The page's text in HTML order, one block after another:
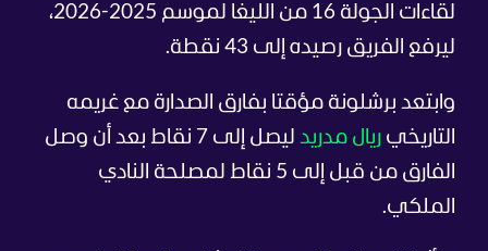
لقاءات الجولة 16 من الليغا لموسم 2025-2026،
ليرفع الفريق رصيده إلى 43 نقطة.
وابتعد برشلونة مؤقتا بفارق الصدارة مع غريمه
التاريخي ريال مدريد
ليصل إلى 7 نقاط بعد أن وصل
الفارق من قبل إلى 5 نقاط لمصلحة النادي
الملكي.